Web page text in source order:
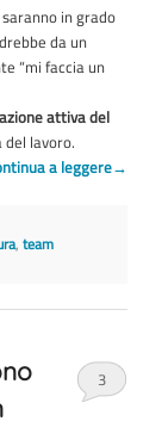
in grado
da un
“mi faccia un
attiva del
lavoro.
a leggere→
,team
3